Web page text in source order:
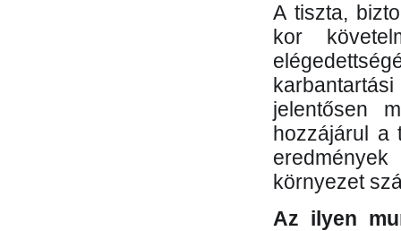
A tiszta,
kor
jelentősen
hozzájárul a
környezet
Az ilyen